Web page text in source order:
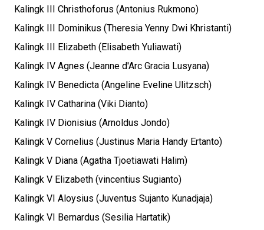
Kalingk III Christhoforus (Antonius Rukmono)
Kalingk III Dominikus (Theresia Yenny Dwi Khristanti)
Kalingk III Elizabeth (Elisabeth Yuliawati)
Kalingk IV Agnes (Jeanne d'Arc Gracia Lusyana)
Kalingk IV Benedicta (Angeline Eveline Ulitzsch)
Kalingk IV Catharina (Viki Dianto)
Kalingk IV Dionisius (Arnoldus Jondo)
Kalingk V Cornelius (Justinus Maria Handy Ertanto)
Kalingk V Diana (Agatha Tjoetiawati Halim)
Kalingk V Elizabeth (vincentius Sugianto)
Kalingk VI Aloysius (Juventus Sujanto Kunadjaja)
Kalingk VI Bernardus (Sesilia Hartatik)